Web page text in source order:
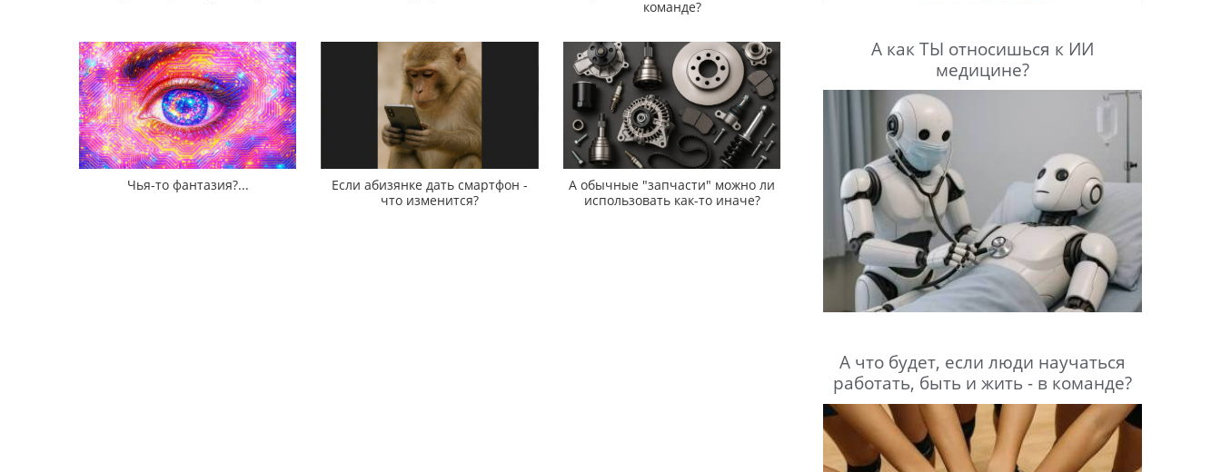
команде?
Чья-то фантазия?...
Если абизянке дать смартфон -
что изменится?
А обычные "запчасти" можно ли
использовать как-то иначе?
А как ТЫ относишься к ИИ
медицине?
А что будет, если люди научаться
работать, быть и жить - в команде?